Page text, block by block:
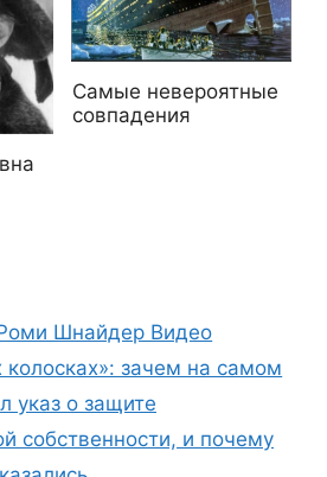
Самые невероятные
совпадения
Шнайдер Видео
колосках»: зачем на самом
указ о защите
собственности, и почему